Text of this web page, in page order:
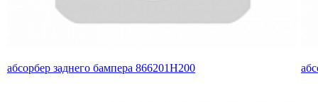
абсорбер заднего бампера 866201H200